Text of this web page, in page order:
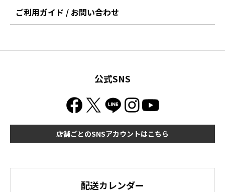
ご利用ガイド / お問い合わせ
公式SNS
店舗ごとのSNSアカウントはこちら
配送カレンダー